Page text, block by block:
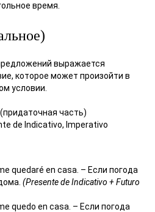
время.
выражается
которое может произойти в
условии.
часть)
de Indicativo, Imperativo
quedaré en casa. – Если погода
(Presente de Indicativo + Futuro
quedo en casa. – Если погода